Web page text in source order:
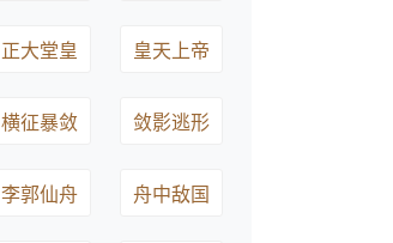
正大堂皇 皇天上帝
横征暴敛 敛影逃形
李郭仙舟 舟中敌国